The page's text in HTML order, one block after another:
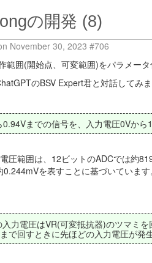
の開発 (8)
November 30, 2023 #706
範囲(開始点、可変範囲)をパラメー
のBSV Expert君と対話してみ
0.94Vまでの信号を、入力電圧0Vか
圧範囲は、12ビットのADCでは約
0.244mVを表すことに基づいていま
力電圧はVR(可変抵抗器)のツマミ
で回すときに先ほどの入力電圧が